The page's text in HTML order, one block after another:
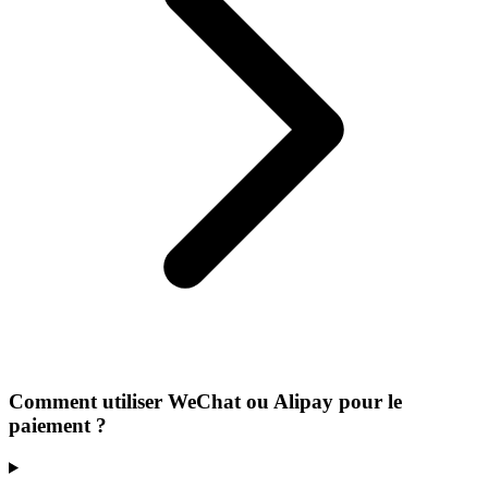
Comment utiliser WeChat ou Alipay pour le
paiement ?